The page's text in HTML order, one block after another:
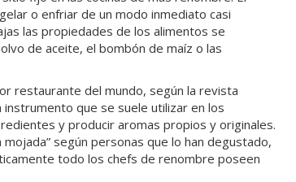
o enfriar de un modo inmediato casi
las propiedades de los alimentos se
de aceite, el bombón de maíz o las
restaurante del mundo, según la revista
que se suele utilizar en los
y producir aromas propios y originales.
según personas que lo han degustado,
todo los chefs de renombre poseen